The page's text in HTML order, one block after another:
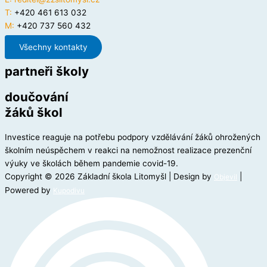
T: +420 461 613 032
M: +420 737 560 432
Všechny kontakty
partneři školy
doučování
žáků škol
Investice reaguje na potřebu podpory vzdělávání žáků ohrožených
školním neúspěchem v reakci na nemožnost realizace prezenční
výuky ve školách během pandemie covid-19.
Copyright © 2026 Základní škola Litomyšl | Design by Objevil
Powered by Kupodivu